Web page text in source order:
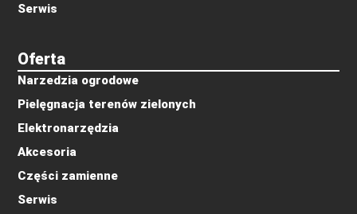
Oferta
Narzedzia ogrodowe
Pielęgnacja terenów zielonych
Elektronarzędzia
Akcesoria
Części zamienne
Serwis
Serwis